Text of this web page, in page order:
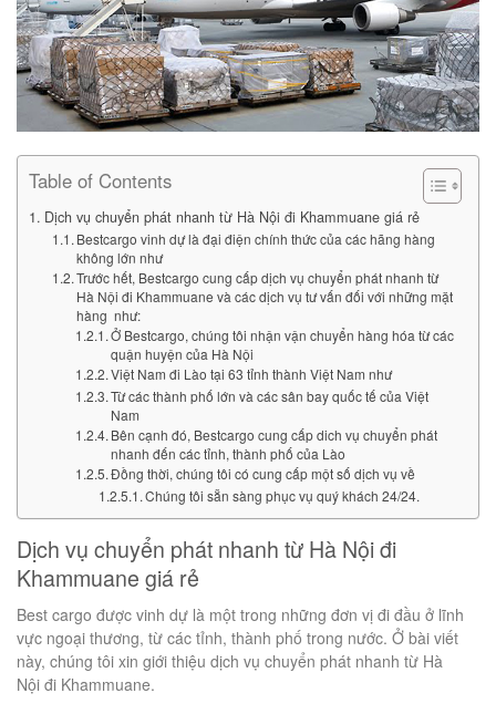
Table of Contents
Dịch vụ chuyển phát nhanh từ Hà Nội đi Khammuane giá rẻ
Bestcargo vinh dự là đại điện chính thức của các hãng hàng
không lớn như
Trước hết, Bestcargo cung cấp dịch vụ chuyển phát nhanh từ
Hà Nội đi Khammuane và các dịch vụ tư vấn đối với những mặt
hàng như:
Ở Bestcargo, chúng tôi nhận vận chuyển hàng hóa từ các
quận huyện của Hà Nội
Việt Nam đi Lào tại 63 tỉnh thành Việt Nam như
Từ các thành phố lớn và các sân bay quốc tế của Việt
Nam
Bên cạnh đó, Bestcargo cung cấp dich vụ chuyển phát
nhanh đến các tỉnh, thành phố của Lào
Đồng thời, chúng tôi có cung cấp một số dịch vụ về
Chúng tôi sẵn sàng phục vụ quý khách 24/24.
Dịch vụ chuyển phát nhanh từ Hà Nội đi
Khammuane giá rẻ
Best cargo được vinh dự là một trong những đơn vị đi đầu ở lĩnh
vực ngoại thương, từ các tỉnh, thành phố trong nước. Ở bài viết
này, chúng tôi xin giới thiệu dịch vụ chuyển phát nhanh từ Hà
Nội đi Khammuane.